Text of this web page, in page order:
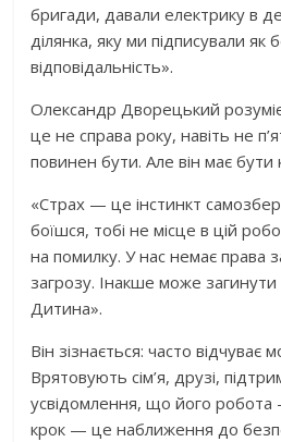
бригади, давали електрику в
ділянка, яку ми підписували
відповідальність».
Олександр Дворецький
це не справа року, навіть не
повинен бути. Але він має
«Страх — це інстинкт
боїшся, тобі не місце в цій
на помилку. У нас немає права
загрозу. Інакше може
Дитина».
Він зізнається: часто відчуває
Врятовують сім’я, друзі,
усвідомлення, що його
крок — це наближення до